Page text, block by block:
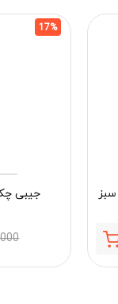
17%
جیبی